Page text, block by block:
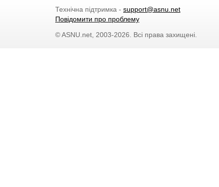
Технічна підтримка - support@asnu.net
Повідомити про проблему
© ASNU.net, 2003-2026. Всі права захищені.